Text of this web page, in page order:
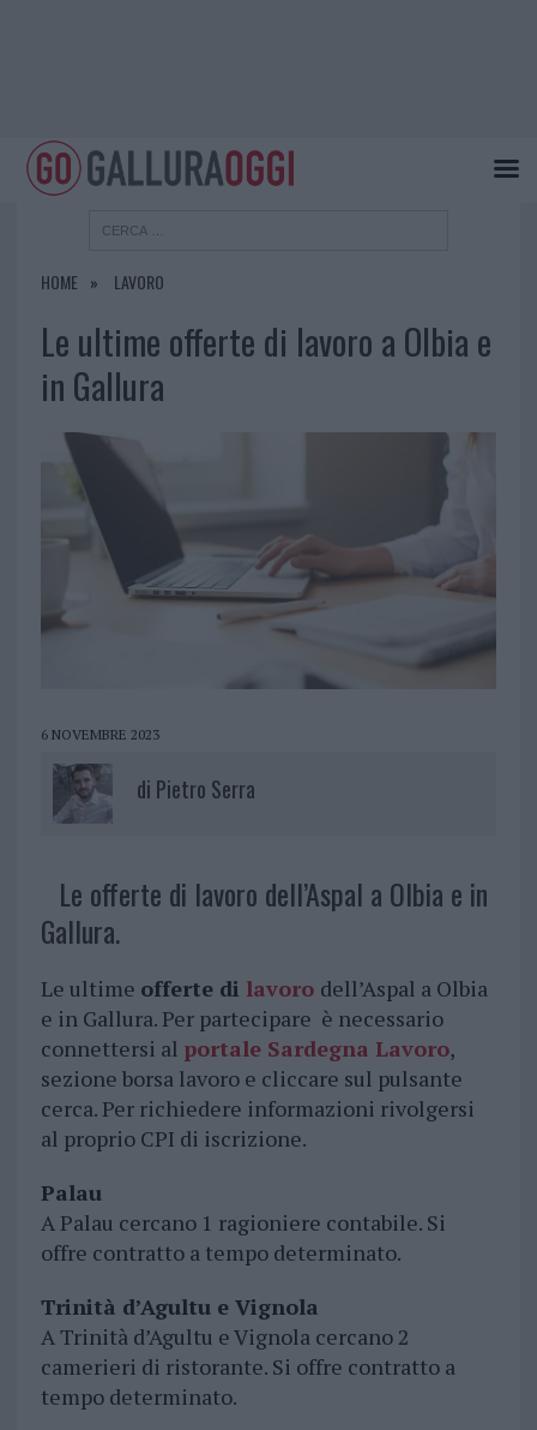
HOME LAVORO
Le ultime offerte di lavoro a Olbia e
in Gallura
6 NOVEMBRE 2023
di Pietro Serra
Le offerte di lavoro dell’Aspal a Olbia e in
Gallura.
Le ultime offerte di lavoro dell’Aspal a Olbia
e in Gallura. Per partecipare è necessario
connettersi al portale Sardegna Lavoro,
sezione borsa lavoro e cliccare sul pulsante
cerca. Per richiedere informazioni rivolgersi
al proprio CPI di iscrizione.
Palau
A Palau cercano 1 ragioniere contabile. Si
offre contratto a tempo determinato.
Trinità d’Agultu e Vignola
A Trinità d’Agultu e Vignola cercano 2
camerieri di ristorante. Si offre contratto a
tempo determinato.